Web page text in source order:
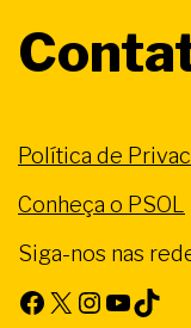
Política de
Conheça o PSOL
Siga-nos nas
Facebook X Instagram Youtube TikTok